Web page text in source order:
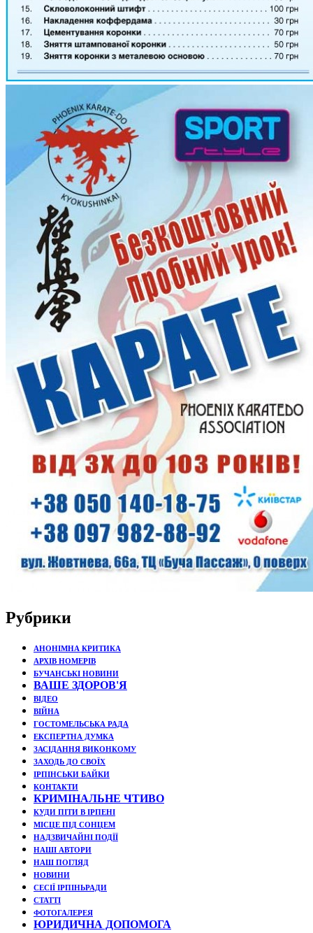
Рубрики
АНОНІМНА КРИТИКА
АРХІВ НОМЕРІВ
БУЧАНСЬКІ НОВИНИ
ВАШЕ ЗДОРОВ'Я
ВІДЕО
ВІЙНА
ГОСТОМЕЛЬСЬКА РАДА
ЕКСПЕРТНА ДУМКА
ЗАСІДАННЯ ВИКОНКОМУ
ЗАХОДЬ ДО СВОЇХ
ІРПІНСЬКИ БАЙКИ
КОНТАКТИ
КРИМІНАЛЬНЕ ЧТИВО
КУДИ ПІТИ В ІРПЕНІ
МІСЦЕ ПІД СОНЦЕМ
НАДЗВИЧАЙНІ ПОДЇЇ
НАШІ АВТОРИ
НАШ ПОГЛЯД
НОВИНИ
СЕСІЇ ІРПІНЬРАДИ
СТАТТІ
ФОТОГАЛЕРЕЯ
ЮРИДИЧНА ДОПОМОГА